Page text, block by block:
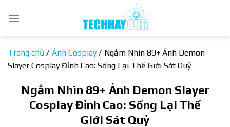
qua
Trang chủ / Ảnh Cosplay/ Ngắm Nhìn 89+ Ảnh Demon
Slayer Cosplay Đỉnh Cao: Sống Lại Thế Giới Sát Quỷ
Ngắm Nhìn 89+ Ảnh Demon Slayer
Cosplay Đỉnh Cao: Sống Lại Thế
Giới Sát Quỷ